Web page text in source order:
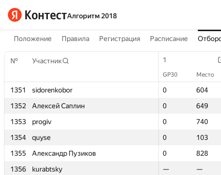
Алгоритм 2018
Положение Правила Регистрация Расписание
№ Участник 1
GP30 Место
1351 sidorenkobor 0
604
1352
Алексей Саплин 0
649
1353
progiv 0
740
1354
quyse 0
103
1355
Александр Пузиков 0
828
1356
kurabtsky —
—
№ Участник 1
GP30 Место
1351 sidorenkobor 0
604
1352
Алексей Саплин 0
649
1353
progiv 0
740
1354
quyse 0
103
1355
Александр Пузиков 0
828
1356
kurabtsky —
—